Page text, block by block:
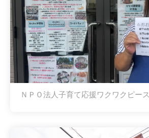
ＮＰＯ法人子育て応援ワクワクピース